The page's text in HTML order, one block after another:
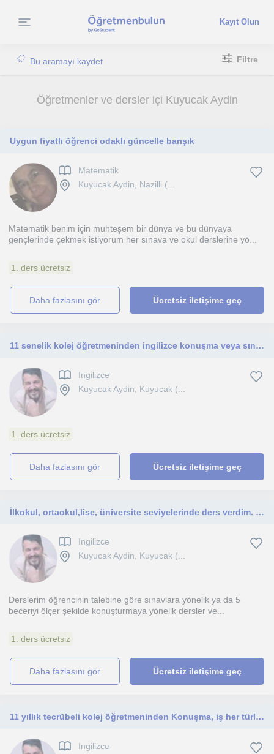
Kayıt Olun
Bu aramayı kaydet Filtre
Öğretmenler ve dersler içi Kuyucak Aydin
Uygun fiyatlı öğrenci odaklı güncelle barışık
Matematik
Kuyucak Aydin, Nazilli (...
Matematik benim için muhteşem bir dünya ve bu dünyaya
gençlerinde çekmek istiyorum her sınava ve okul derslerine yö...
1. ders ücretsiz
daha fazlasını gör Ücretsiz iletişime geç
11 senelik kolej öğretmeninden ingilizce konuşma veya sınav İngilizcesi
Ingilizce
Kuyucak Aydin, Kuyucak (...
1. ders ücretsiz
daha fazlasını gör Ücretsiz iletişime geç
İlkokul, ortaokul,lise, üniversite seviyelerinde ders verdim. Online veya yüzyüze 10larca öğrencim oldu.
Ingilizce
Kuyucak Aydin, Kuyucak (...
Derslerim öğrencinin talebine göre sınavlara yönelik ya da 5
beceriyi ölçer şekilde konuşturmaya yönelik dersler ve...
1. ders ücretsiz
daha fazlasını gör Ücretsiz iletişime geç
11 yıllık tecrübeli kolej öğretmeninden Konuşma, iş her türlü duruma yönelik ingilizce eğitimi için iletişim kurabilirsiniz
Ingilizce